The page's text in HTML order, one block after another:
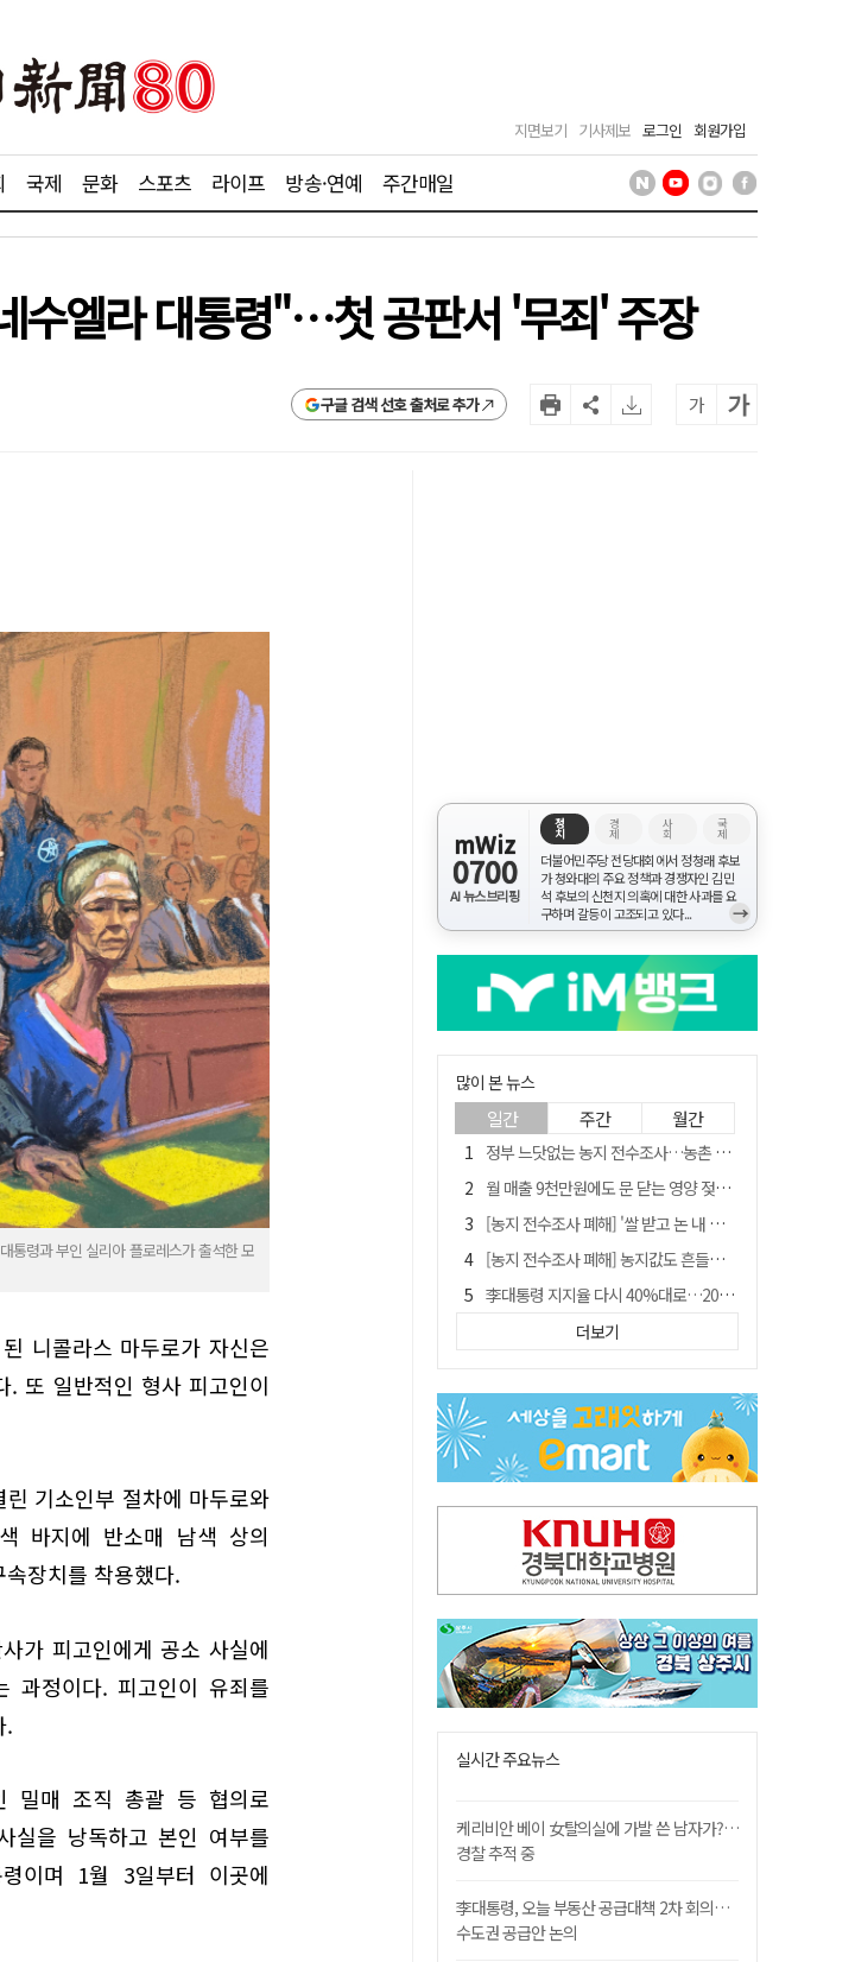
지면보기 기사제보 로그인 회원가입
국제 문화 스포츠 라이프 방송·연예 주간매일
수엘라 대통령"…첫 공판서 '무죄' 주장
구글 검색 선호 출처로 추가 가 가
통령과 부인 실리아 플로레스가 출석한 모
니콜라스 마두로가 자신은
또 일반적인 형사 피고인이
기소인부 절차에 마두로와
바지에 반소매 남색 상의
장치를 착용했다.
가 피고인에게 공소 사실에
과정이다. 피고인이 유죄를
.
밀매 조직 총괄 등 협의로
실을 낭독하고 본인 여부를
이며 1월 3일부터 이곳에
mWiz
0700
AI 뉴스브리핑
정
치
경
제
사
회
국
제
더불어민주당 전당대회에서 정청래 후보
가 청와대의 주요 정책과 경쟁자인 김민
석 후보의 신천지 의혹에 대한 사과를 요
구하며 갈등이 고조되고 있다...
→
많이 본 뉴스
일간 주간 월간
정부 느닷없는 농지 전수조사…농촌 들쑤시는 '경자유전'의 칼날
월 매출 9천만원에도 문 닫는 영양 젖소농장… "일할 사람이 없어"
[농지 전수조사 폐해] '쌀 받고 논 내 준' 도지농 이제 어쩌나?
[농지 전수조사 폐해] 농지값도 흔들리나…"도지 막히면 헐값 매물 나올 수도"
李대통령 지지율 다시 40%대로…20대는 18.8%p 급락
유승민 "尹 졸업한 서울대 법대·충암고도 없애야"…李 육사 통합 직격
지역활성화 펀드 9호…포항 AI 데이터센터에 6천억 투입
국민 51.9% "李 대통령 재판 재개 필요하다"
'솔리다임 IPO 추진설' SK하이닉스, 주가 9% 급락
더보기
실시간 주요뉴스
케리비안 베이 女탈의실에 가발 쓴 남자가?…
경찰 추적 중
李대통령, 오늘 부동산 공급대책 2차 회의…
수도권 공급안 논의